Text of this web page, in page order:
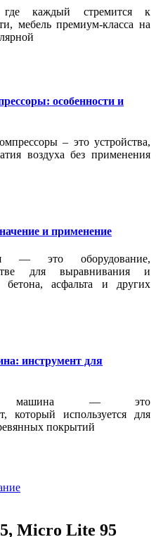
каждый стремится к
мебель премиум-класса на
особенности и
– это устройства,
воздуха без применения
и применение
— это оборудование,
для выравнивания и
бетона, асфальта и других
инструмент для
машина — это
который используется для
покрытий
Micro Lite 95